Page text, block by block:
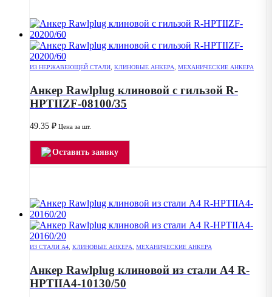
ИЗ НЕРЖАВЕЮЩЕЙ СТАЛИ, КЛИНОВЫЕ АНКЕРА, МЕХАНИЧЕСКИЕ АНКЕРА
Анкер Rawlplug клиновой с гильзой R-
HPTIIZF-08100/35
49.35 ₽ Цена за шт.
Оставить заявку
ИЗ СТАЛИ А4 КЛИНОВЫЕ АНКЕРА МЕХАНИЧЕСКИЕ АНКЕРА
Анкер Rawlplug клиновой из стали А4 R-
HPTIIA4-10130/50